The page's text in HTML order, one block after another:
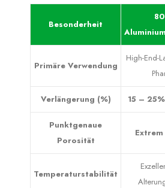
Besonderheit
Primäre Verwendung
High-End-
Verlängerung (%) 15 – 25%
Punktgenaue
Porosität
Temperaturstabilität